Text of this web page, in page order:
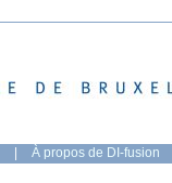
| À propos de DI-fusion